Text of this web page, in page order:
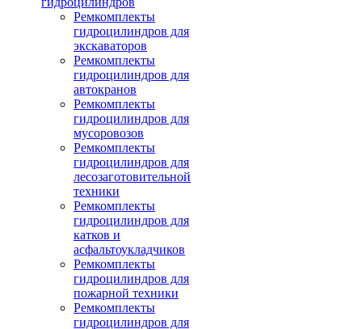
Ремкомплекты
гидроцилиндров для
экскаваторов
Ремкомплекты
гидроцилиндров для
автокранов
Ремкомплекты
гидроцилиндров для
мусоровозов
Ремкомплекты
гидроцилиндров для
лесозаготовительной
техники
Ремкомплекты
гидроцилиндров для
катков и
асфальтоукладчиков
Ремкомплекты
гидроцилиндров для
пожарной техники
Ремкомплекты
гидроцилиндров для